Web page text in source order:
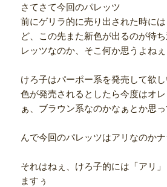
さてさて今回のパレッツ
前にゲリラ的に売り出された時に
ど、この先また新色が出るのが待
レッツなのか、そこ何か思うよねぇ
けろ子はパーポー系を発売して欲
色が発売されるとしたら今度はオ
ぁ、ブラウン系なのかなぁとか思
んで今回のパレッツはアリなのかナ
それはねぇ、けろ子的には「アリ
ますぅ